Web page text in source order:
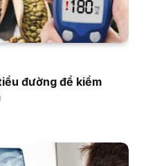
đường để kiểm